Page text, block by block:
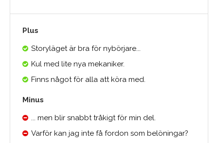
Plus
Storyläget är bra för nybörjare...
Kul med lite nya mekaniker.
Finns något för alla att köra med.
Minus
... men blir snabbt tråkigt för min del.
Varför kan jag inte få fordon som belöningar?